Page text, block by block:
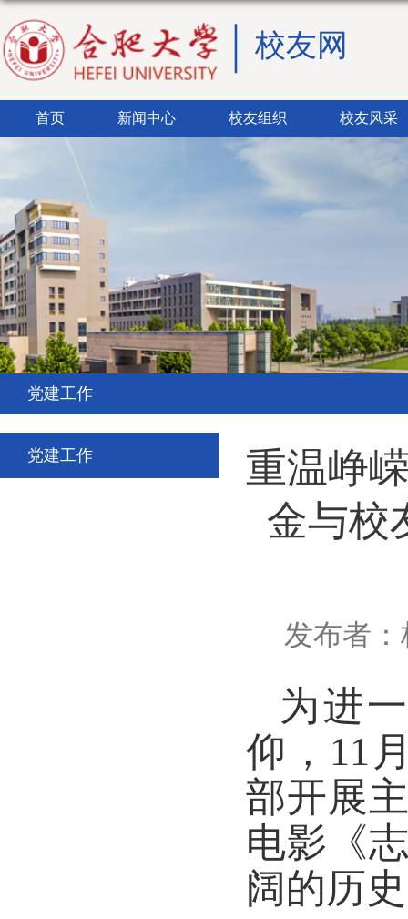
校友网
首页 新闻中心 校友组织 校友风采
党建工作
党建工作
重温峥
金与校
发布者
为进
仰， 11
部开展
电影《
阔的历